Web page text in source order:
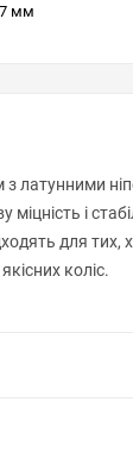
мм
латунними
і
для тих,
коліс.